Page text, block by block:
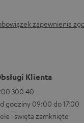
zapewnienia
Klienta
300 40
godziny 09:00 do 17:00
i święta zamknięte